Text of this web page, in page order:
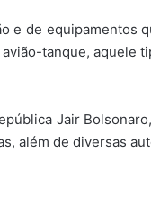
e de equipamentos
tanque, aquele
Jair
além de diversas